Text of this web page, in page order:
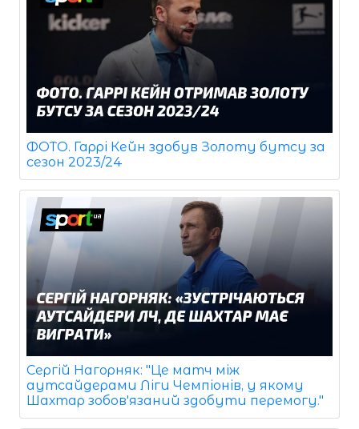
ФОТО. Гаррі Кейн здобув Золоту бутсу за
сезон 2023/24
Сергій Нагорняк: "Це матч між
аутсайдерами Ліги Чемпіонів, у якому
Шахтар зобов'язаний здобути перемогу."